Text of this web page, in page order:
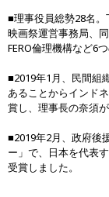
■理事役員総勢28名
映画祭運営事務局、
FERO倫理機構など6
■2019年1月、民間組
あることからインド
賞し、理事長の奈須
■2019年2月、政府後
ー」で、日本を代表
受賞しました。